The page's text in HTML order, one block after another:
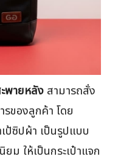
ะพายหลัง สามารถสั่ง
ของลูกค้า โดย
ป้ซิปผ้า เป็นรูปแบบ
ม ให้เป็นกระเป๋าแจก